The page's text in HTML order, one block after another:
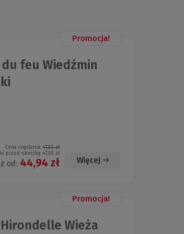
Promocja!
feu Wiedźmin
Cena regularna: 47,30 zł
przed obniżką: 47,30 zł
od: 44,94 zł Więcej
Promocja!
Wieża